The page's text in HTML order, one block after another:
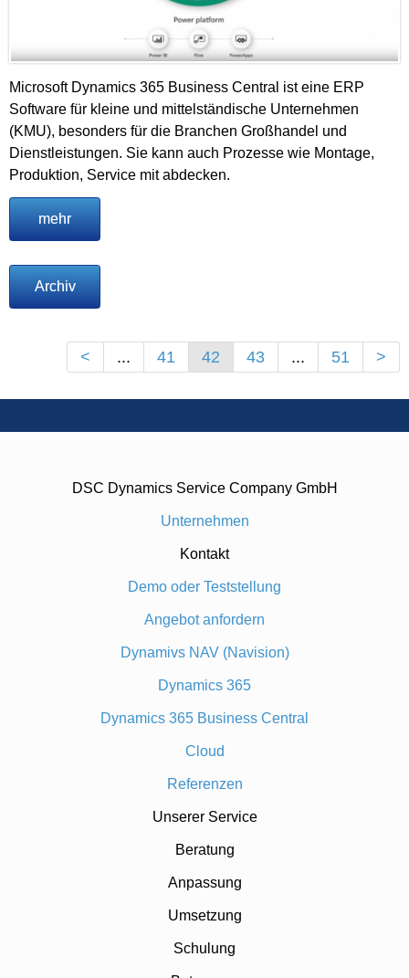
Microsoft Dynamics 365 Business Central ist eine ERP
Software für kleine und mittelständische Unternehmen
(KMU), besonders für die Branchen Großhandel und
Dienstleistungen. Sie kann auch Prozesse wie Montage,
Produktion, Service mit abdecken.
mehr
Archiv
< ... 41 42 43 ... 51 >
DSC Dynamics Service Company GmbH
Unternehmen
Kontakt
Demo oder Teststellung
Angebot anfordern
Dynamivs NAV (Navision)
Dynamics 365
Dynamics 365 Business Central
Cloud
Referenzen
Unserer Service
Beratung
Anpassung
Umsetzung
Schulung